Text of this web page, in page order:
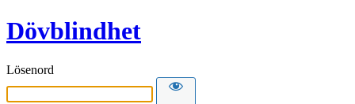
Dövblindhet
Lösenord